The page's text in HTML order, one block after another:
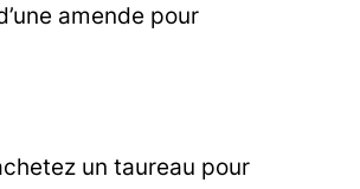
amende pour
un taureau pour